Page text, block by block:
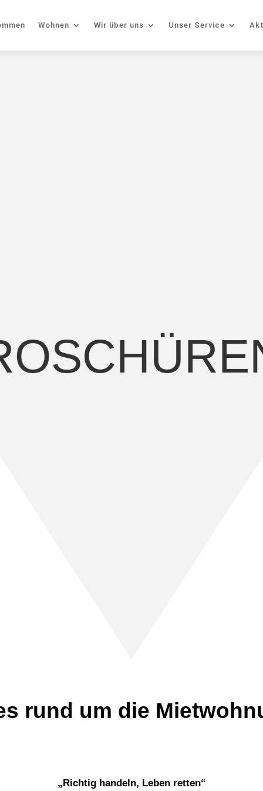
Wohnen Wir über uns Unser Service
rund um die
„Richtig handeln, Leben retten“